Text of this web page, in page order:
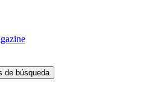
de búsqueda